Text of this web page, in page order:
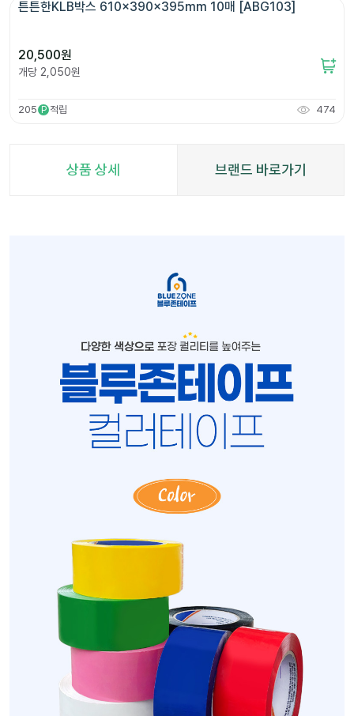
튼튼한KLB박스 610x390x395mm 10매 [ABG103]
20,500원
개당 2,050원
205 P 적립 474
상품 상세 브랜드 바로가기